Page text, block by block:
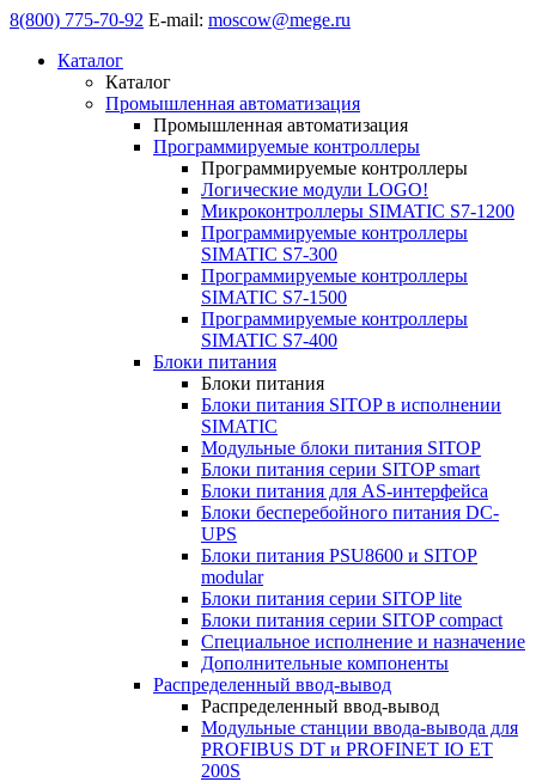
8(800) 775-70-92 E-mail: moscow@mege.ru
Каталог
Каталог
Промышленная автоматизация
Промышленная автоматизация
Программируемые контроллеры
Программируемые контроллеры
Логические модули LOGO!
Микроконтроллеры SIMATIC S7-1200
Программируемые контроллеры
SIMATIC S7-300
Программируемые контроллеры
SIMATIC S7-1500
Программируемые контроллеры
SIMATIC S7-400
Блоки питания
Блоки питания
Блоки питания SITOP в исполнении
SIMATIC
Модульные блоки питания SITOP
Блоки питания серии SITOP smart
Блоки питания для AS-интерфейса
Блоки бесперебойного питания DC-
UPS
Блоки питания PSU8600 и SITOP
modular
Блоки питания серии SITOP lite
Блоки питания серии SITOP compact
Специальное исполнение и назначение
Дополнительные компоненты
Распределенный ввод-вывод
Распределенный ввод-вывод
Модульные станции ввода-вывода для
PROFIBUS DT и PROFINET IO ET
200S